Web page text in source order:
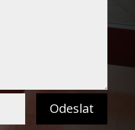
Odeslat